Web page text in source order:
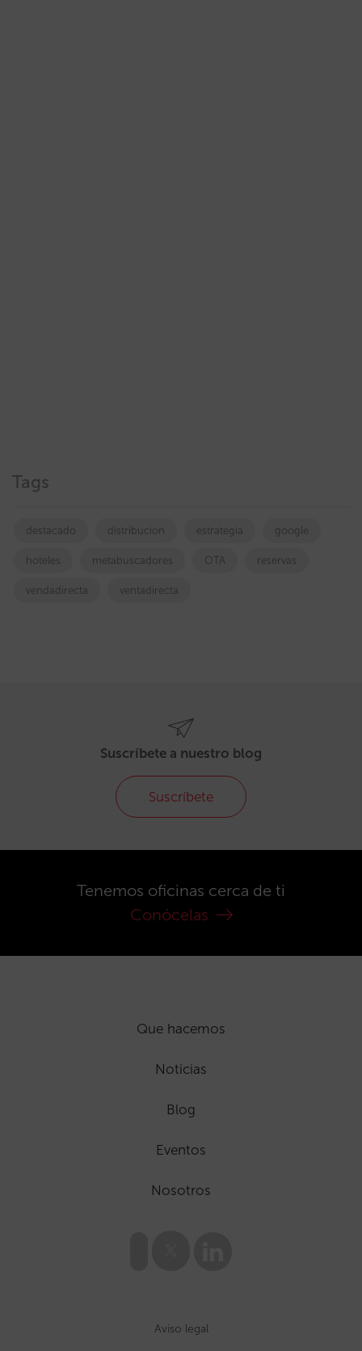
Tags
destacado distribucion estrategia google
hoteles metabuscadores OTA reservas
vendadirecta ventadirecta
Suscríbete a nuestro blog
Suscríbete
Tenemos oficinas cerca de ti
Conócelas
Que hacemos
Noticias
Blog
Eventos
Nosotros
Aviso legal